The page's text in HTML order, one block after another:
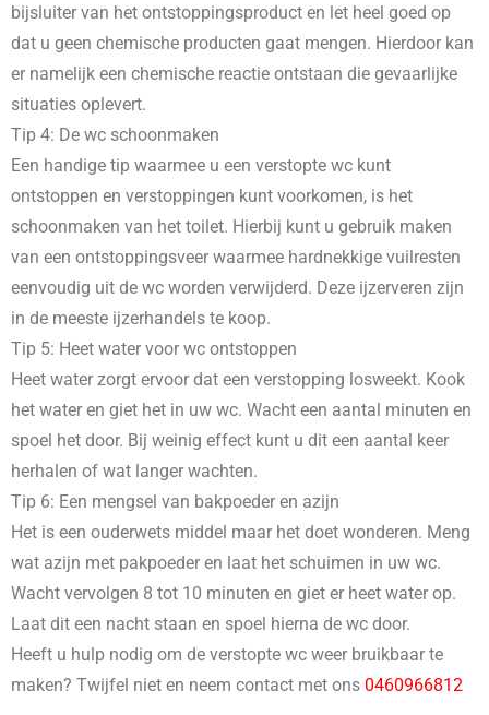
bijsluiter van het ontstoppingsproduct en let heel goed op
dat u geen chemische producten gaat mengen. Hierdoor kan
er namelijk een chemische reactie ontstaan die gevaarlijke
situaties oplevert.
Tip 4: De wc schoonmaken
Een handige tip waarmee u een verstopte wc kunt
ontstoppen en verstoppingen kunt voorkomen, is het
schoonmaken van het toilet. Hierbij kunt u gebruik maken
van een ontstoppingsveer waarmee hardnekkige vuilresten
eenvoudig uit de wc worden verwijderd. Deze ijzerveren zijn
in de meeste ijzerhandels te koop.
Tip 5: Heet water voor wc ontstoppen
Heet water zorgt ervoor dat een verstopping losweekt. Kook
het water en giet het in uw wc. Wacht een aantal minuten en
spoel het door. Bij weinig effect kunt u dit een aantal keer
herhalen of wat langer wachten.
Tip 6: Een mengsel van bakpoeder en azijn
Het is een ouderwets middel maar het doet wonderen. Meng
wat azijn met pakpoeder en laat het schuimen in uw wc.
Wacht vervolgen 8 tot 10 minuten en giet er heet water op.
Laat dit een nacht staan en spoel hierna de wc door.
Heeft u hulp nodig om de verstopte wc weer bruikbaar te
maken? Twijfel niet en neem contact met ons 0460966812